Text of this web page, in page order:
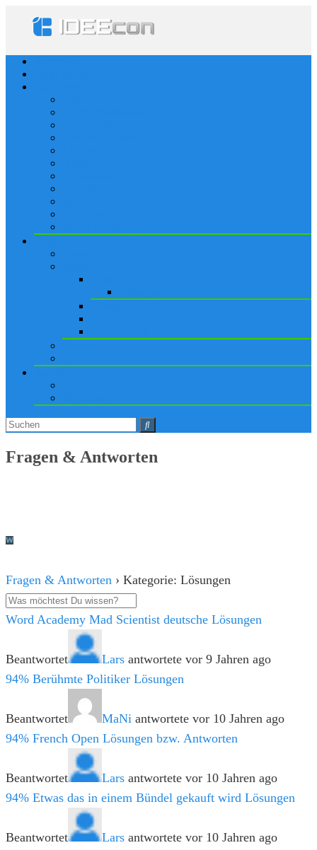
Fragen & Antworten
Fragen & Antworten › Kategorie: Lösungen
Word Academy Mad Scientist deutsche Lösungen
Beantwortet Lars antwortete vor 9 Jahren ago
94% Berühmte Politiker Lösungen
Beantwortet MaNi antwortete vor 10 Jahren ago
94% French Open Lösungen bzw. Antworten
Beantwortet Lars antwortete vor 10 Jahren ago
94% Etwas das in einem Bündel gekauft wird Lösungen
Beantwortet Lars antwortete vor 10 Jahren ago